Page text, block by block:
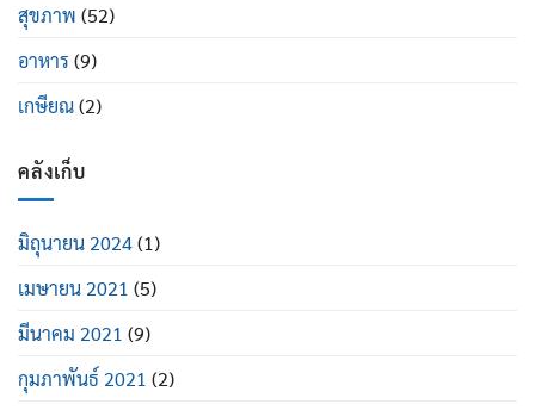
สุขภาพ (52)
อาหาร (9)
เกษียณ(2)
คลังเก็บ
มิถุนายน 2024(1)
เมษายน 2021 (5)
มีนาคม 2021 (9)
กุมภาพันธ์ 2021 (2)